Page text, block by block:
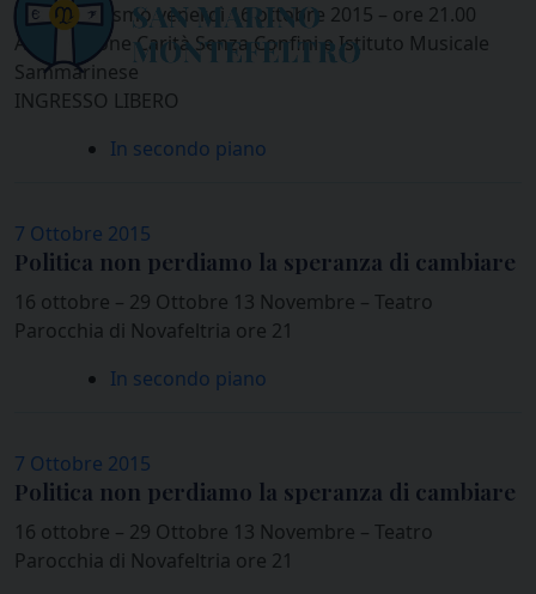
Teatro Turismo venerdì 16 ottobre 2015 – ore 21.00
Associazione Carità Senza Confini e Istituto Musicale
Sammarinese
INGRESSO LIBERO
In secondo piano
7 Ottobre 2015
Politica non perdiamo la speranza di cambiare
16 ottobre – 29 Ottobre 13 Novembre – Teatro
Parocchia di Novafeltria ore 21
In secondo piano
7 Ottobre 2015
Politica non perdiamo la speranza di cambiare
16 ottobre – 29 Ottobre 13 Novembre – Teatro
Parocchia di Novafeltria ore 21